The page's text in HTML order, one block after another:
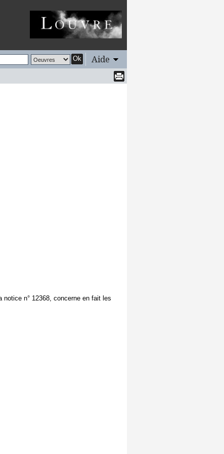
Ok Aide
n° 12368, concerne en fait les